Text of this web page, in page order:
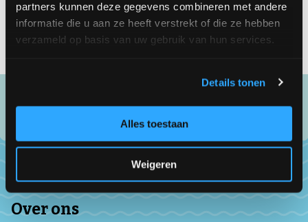
partners kunnen deze gegevens combineren met andere
informatie die u aan ze heeft verstrekt of die ze hebben
verzameld op basis van uw gebruik van hun services.
Details tonen
Alles toestaan
Weigeren
W.www. qguard.be
Over ons